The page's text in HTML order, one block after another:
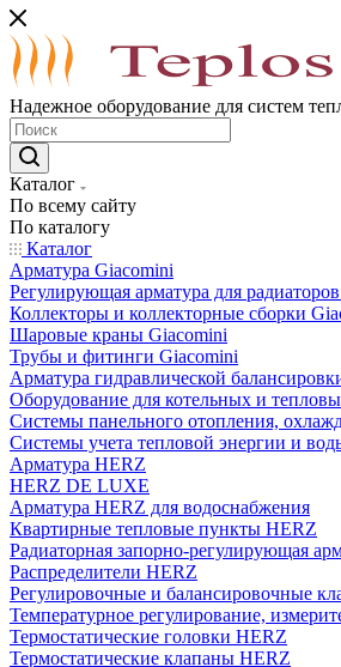
Надежное оборудование для систем
Каталог
По всему сайту
По каталогу
Каталог
Арматура Giacomini
Регулирующая арматура для
Коллекторы и коллекторные сборки
Шаровые краны Giacomini
Трубы и фитинги Giacomini
Арматура гидравлической
Оборудование для котельных и
Системы панельного отопления,
Системы учета тепловой энергии и
Арматура HERZ
HERZ DE LUXE
Арматура HERZ для водоснабжения
Квартирные тепловые пункты HERZ
Радиаторная запорно-регулирующая
Распределители HERZ
Регулировочные и балансировочные
Температурное регулирование,
Термостатические головки HERZ
Термостатические клапаны HERZ